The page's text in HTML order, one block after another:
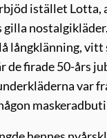
istället
långklänning, vitt
de firade 50-års
var